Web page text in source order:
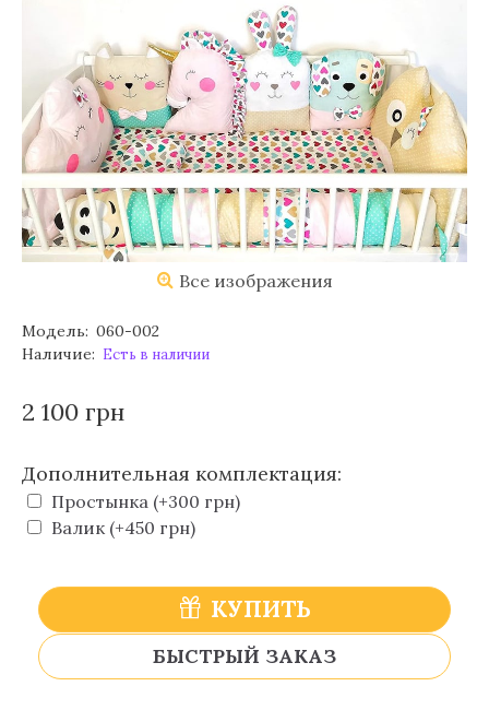
Все изображения
Модель: 060-002
Наличие: Есть в наличии
2 100 грн
Дополнительная комплектация:
Простынка (+300 грн)
Валик (+450 грн)
КУПИТЬ
БЫСТРЫЙ ЗАКАЗ